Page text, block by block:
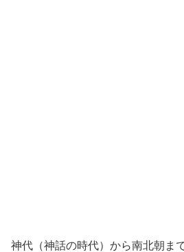
神代（神話の時代）から南北朝ま